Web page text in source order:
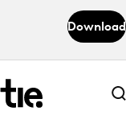
Download
Abonneer nu
Abonneer nu